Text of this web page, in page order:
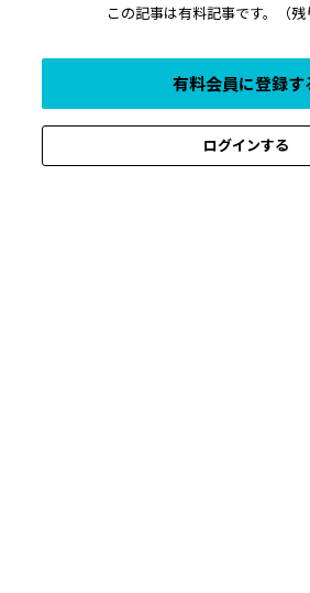
この記事は有料記事です。 （
有料会員に登録す
ログインする